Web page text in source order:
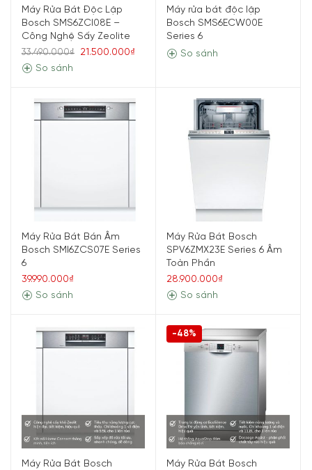
Máy Rửa Bát Độc Lập
Bosch SMS6ZCI08E –
Công Nghệ Sấy Zeolite
33.490.000₫
21.500.000₫
So sánh
Máy rửa bát độc lập
Bosch SMS6ECW00E
Series 6
So sánh
Máy Rửa Bát Bán Âm
Bosch SMI6ZCS07E Series
6
39.990.000₫
So sánh
Máy Rửa Bát Bosch
SPV6ZMX23E Series 6 Âm
Toàn Phần
28.900.000₫
So sánh
Máy Rửa Bát Bosch
-48%
Máy Rửa Bát Bosch